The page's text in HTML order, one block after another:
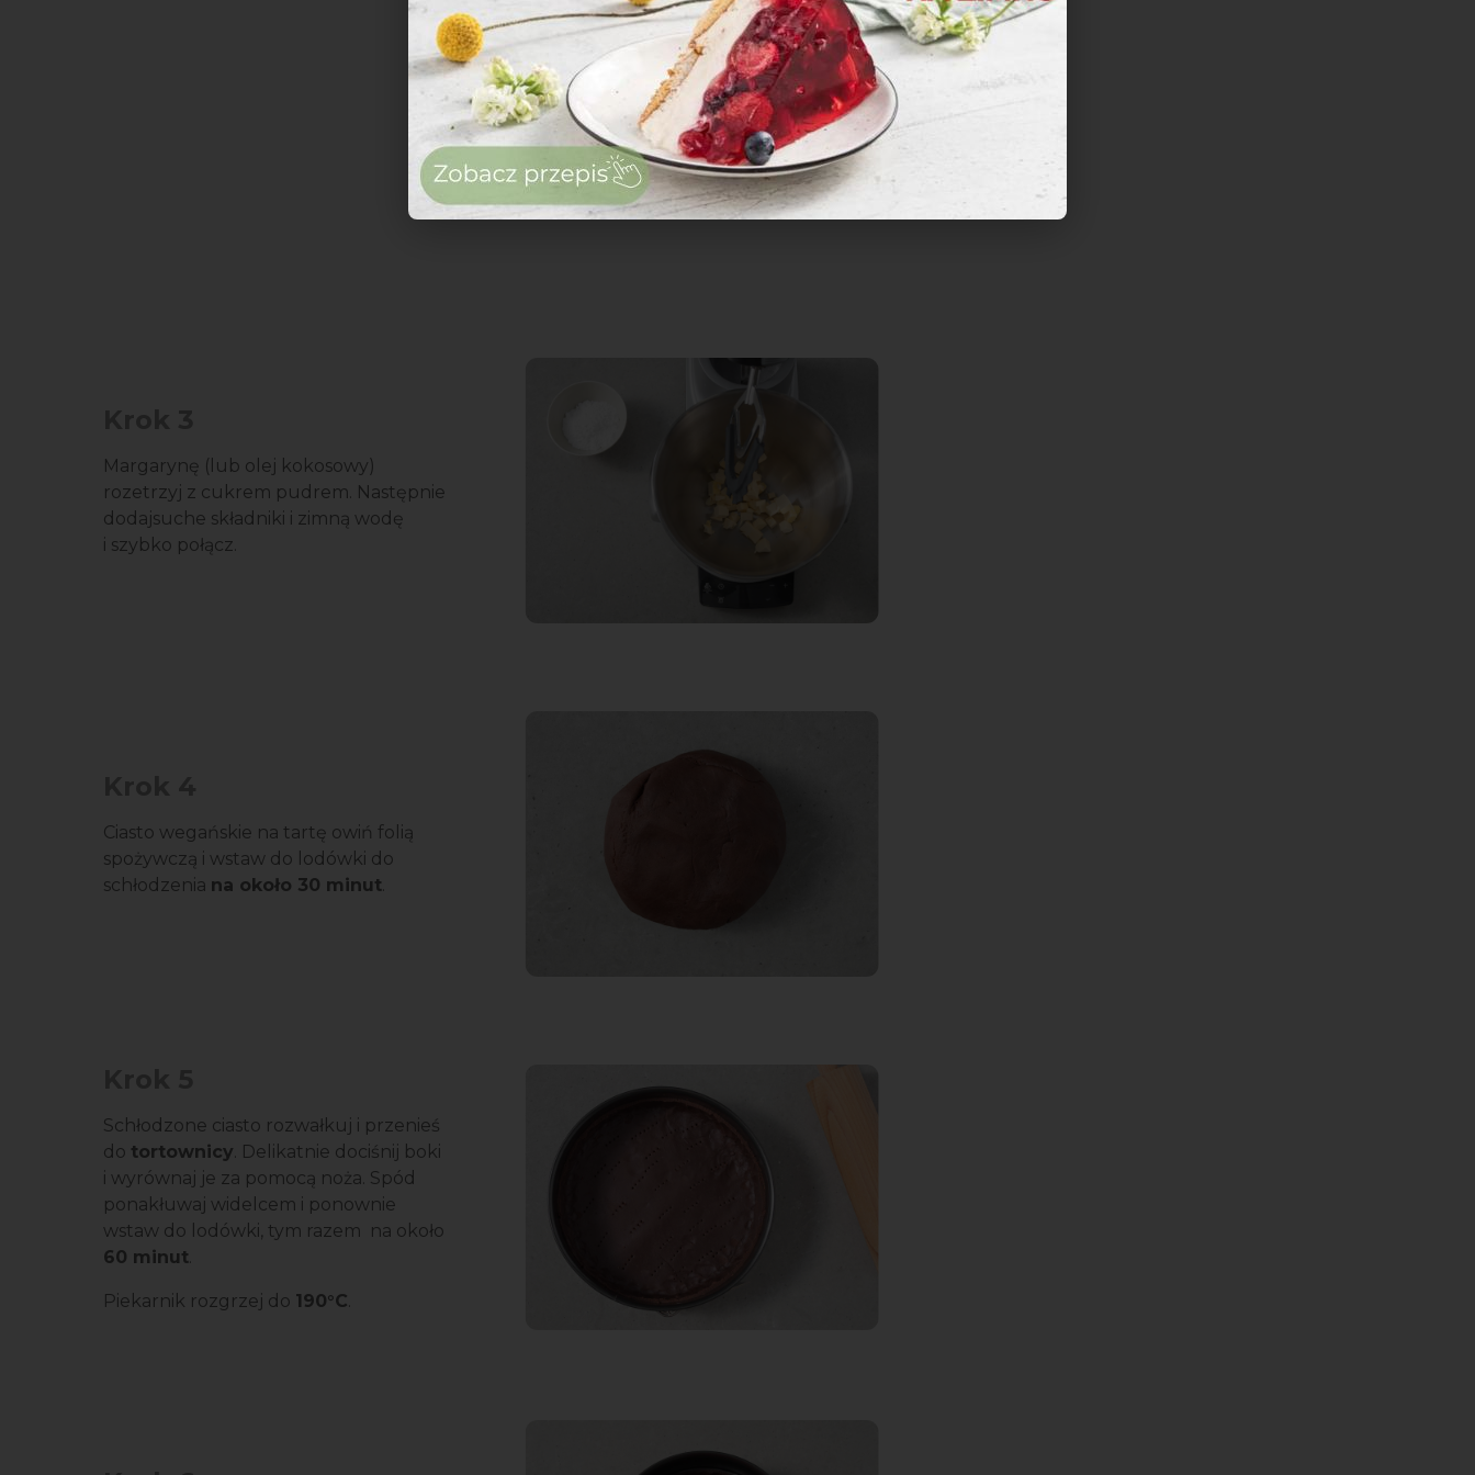
Margarynę (lub olej kokosowy)
rozetrzyj z cukrem pudrem. Następnie
dodajsuche składniki i zimną wodę
i szybko połącz.
Ciasto wegańskie na tartę owiń folią
spożywczą i wstaw do lodówki do
schłodzenia na około 30 minut.
Schłodzone ciasto rozwałkuj i przenieś
do tortownicy. Delikatnie dociśnij boki
i wyrównaj je za pomocą noża. Spód
ponakłuwaj widelcem i ponownie
wstaw do lodówki, tym razem na około
60 minut.
Piekarnik rozgrzej do 190°C.
zarejestruj